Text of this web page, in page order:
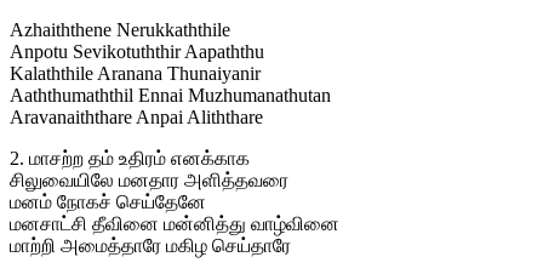
Azhaiththene Nerukkaththile
Anpotu Sevikotuththir Aapaththu
Kalaththile Aranana Thunaiyanir
Aaththumaththil Ennai Muzhumanathutan
Aravanaiththare Anpai Aliththare
2. மாசற்ற தம் உதிரம் எனக்காக
சிலுவையிலே மனதார அளித்தவரை
மனம் நோகச் செய்தேனே
மனசாட்சி தீவினை மன்னித்து வாழ்வினை
மாற்றி அமைத்தாரே மகிழ செய்தாரே